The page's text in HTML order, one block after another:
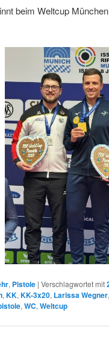
beim Weltcup
, Pistole | Verschlagwortet mit
, KK, KK-3x20, Larissa Wegner,
, WC, Weltcup